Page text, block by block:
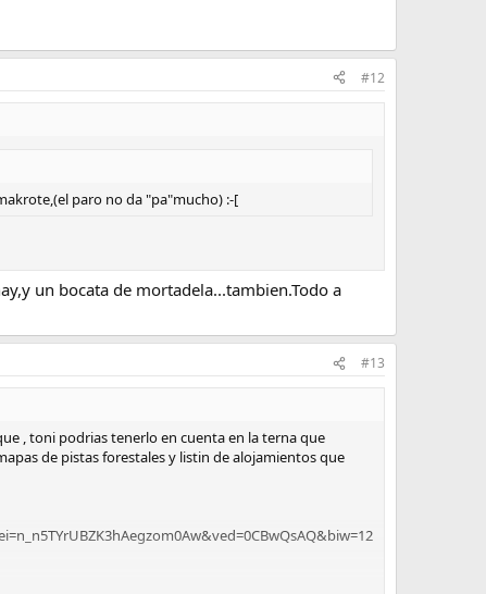
#12
paro no da "pa"mucho) :-[
un bocata de mortadela...tambien.Todo a
#13
, toni podrias tenerlo en cuenta en la terna que
de pistas forestales y listin de alojamientos que